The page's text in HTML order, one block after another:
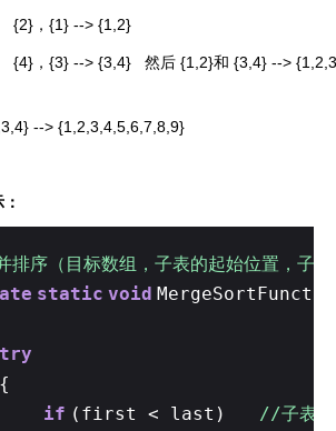
> {1,2}
然后 {1,2}和 {3,4} -->
--> {1,2,3,4,5,6,7,8,9}
序（目标数组，子表的起始位置，子
static void
try
{
if (first < last)
//子表的